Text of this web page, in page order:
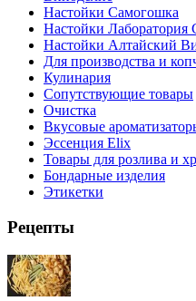
Настойки Самогошка
Настойки Лаборатория
Настойки Алтайский
Для производства и
Кулинария
Сопутствующие товары
Очистка
Вкусовые
Эссенция Elix
Товары для розлива и
Бондарные изделия
Этикетки
Рецепты